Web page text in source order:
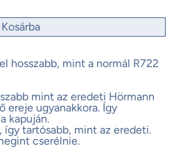
Kosárba
hosszabb, mint a normál R722
mint az eredeti Hörmann
ereje ugyanakkora. Így
kapuján.
így tartósabb, mint az eredeti.
cserélnie.